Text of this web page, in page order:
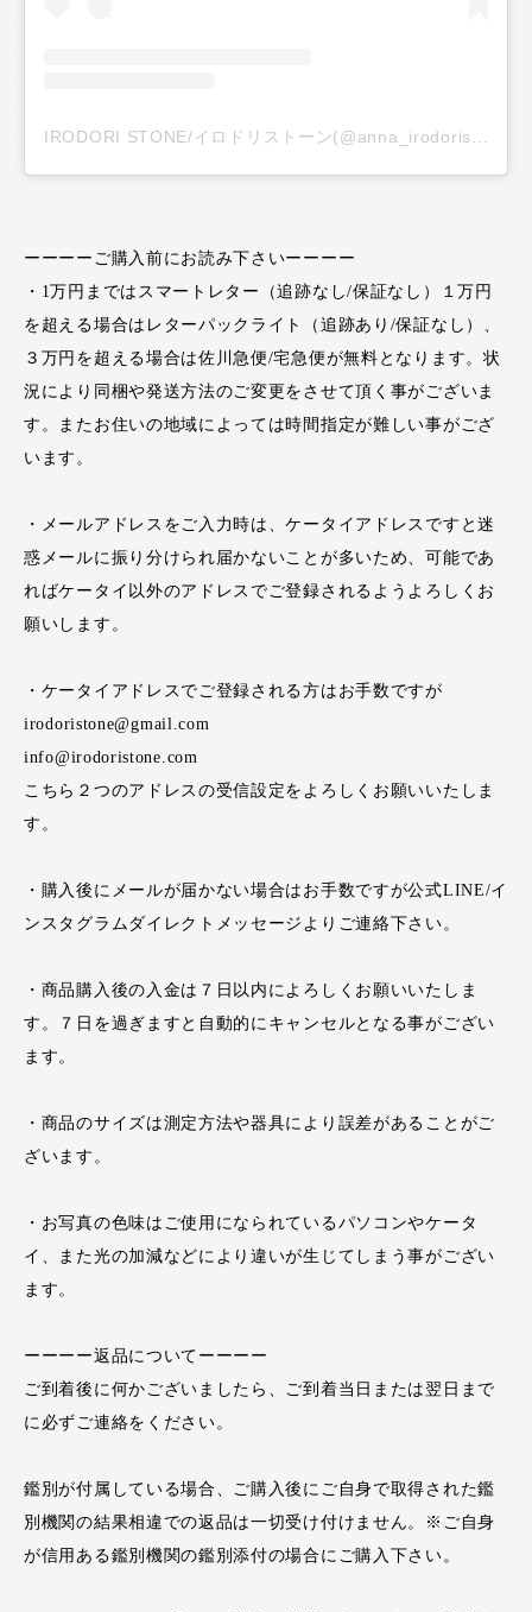
ーーーーご購入前にお読み下さいーーーー
・1万円まではスマートレター（追跡なし/保証なし）１万円
を超える場合はレターパックライト（追跡あり/保証なし）、
３万円を超える場合は佐川急便/宅急便が無料となります。状
況により同梱や発送方法のご変更をさせて頂く事がございま
す。またお住いの地域によっては時間指定が難しい事がござ
います。
・メールアドレスをご入力時は、ケータイアドレスですと迷
惑メールに振り分けられ届かないことが多いため、可能であ
ればケータイ以外のアドレスでご登録されるようよろしくお
願いします。
・ケータイアドレスでご登録される方はお手数ですが
irodoristone@gmail.com
info@irodoristone.com
こちら２つのアドレスの受信設定をよろしくお願いいたしま
す。
・購入後にメールが届かない場合はお手数ですが公式LINE/イ
ンスタグラムダイレクトメッセージよりご連絡下さい。
・商品購入後の入金は７日以内によろしくお願いいたしま
す。７日を過ぎますと自動的にキャンセルとなる事がござい
ます。
・商品のサイズは測定方法や器具により誤差があることがご
ざいます。
・お写真の色味はご使用になられているパソコンやケータ
イ、また光の加減などにより違いが生じてしまう事がござい
ます。
ーーーー返品についてーーーー
ご到着後に何かございましたら、ご到着当日または翌日まで
に必ずご連絡をください。
鑑別が付属している場合、ご購入後にご自身で取得された鑑
別機関の結果相違での返品は一切受け付けません。※ご自身
が信用ある鑑別機関の鑑別添付の場合にご購入下さい。